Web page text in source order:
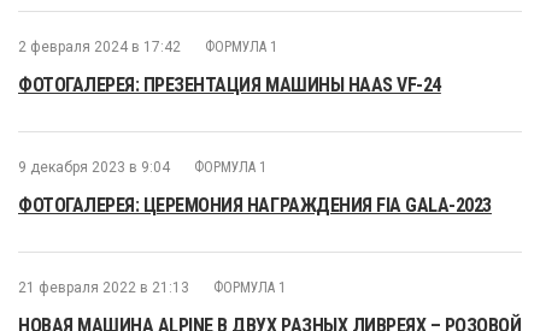
2 февраля 2024 в 17:42 ФОРМУЛА 1
ФОТОГАЛЕРЕЯ: ПРЕЗЕНТАЦИЯ МАШИНЫ HAAS VF-24
9 декабря 2023 в 9:04 ФОРМУЛА 1
ФОТОГАЛЕРЕЯ: ЦЕРЕМОНИЯ НАГРАЖДЕНИЯ FIA GALA-2023
21 февраля 2022 в 21:13 ФОРМУЛА 1
НОВАЯ МАШИНА ALPINE В ДВУХ РАЗНЫХ ЛИВРЕЯХ – РОЗОВОЙ